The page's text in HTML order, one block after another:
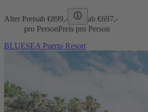
Alter Preisab €899,- ab €697,-
pro PersonPreis pro Person
BLUESEA Puerto Resort